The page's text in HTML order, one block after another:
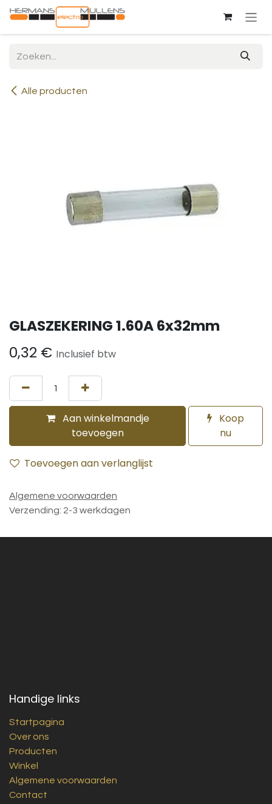
Overslaan naar inhoud
Alle producten
GLASZEKERING 1.60A 6x32mm
0,32 € Inclusief btw
Aan winkelmandje
toevoegen
Koop
nu
Toevoegen aan verlanglijst
Algemene voorwaarden
Verzending: 2-3 werkdagen
Handige links
Startpagina
Over ons
Producten
Winkel
Algemene voorwaarden
Contact